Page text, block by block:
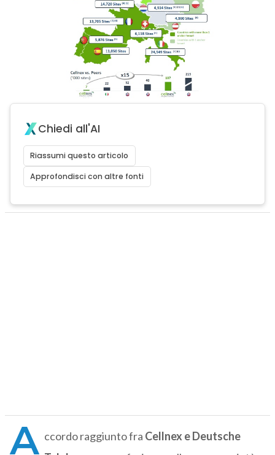
Chiedi all'AI
Riassumi questo articolo
Approfondisci con altre fonti
A ccordo raggiunto fra Cellnex e Deutsche